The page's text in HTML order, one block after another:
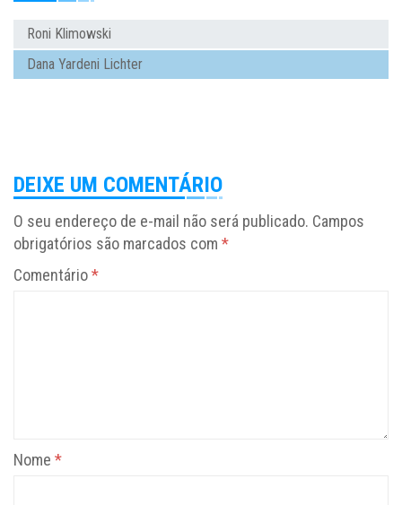
Roni Klimowski
Dana Yardeni Lichter
DEIXE UM COMENTÁRIO
O seu endereço de e-mail não será publicado. Campos
obrigatórios são marcados com *
Comentário*
Nome *